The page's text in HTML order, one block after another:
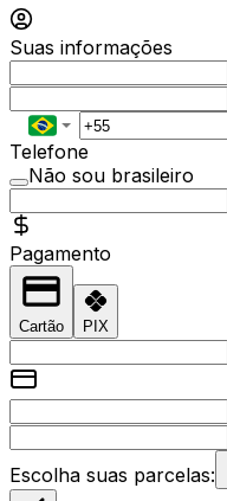
Suas informações
Telefone
Não sou brasileiro
Pagamento
Cartão PIX
Escolha suas parcelas: